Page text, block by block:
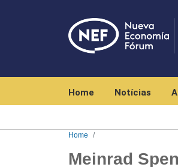
Home Notícias
Home
Meinrad